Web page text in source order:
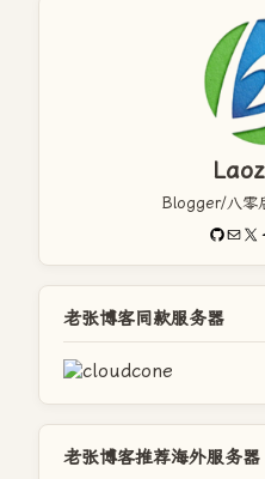
Blogger/八零
GitHub
电子邮件X
老张博客同款服务器
老张博客推荐海外服务器